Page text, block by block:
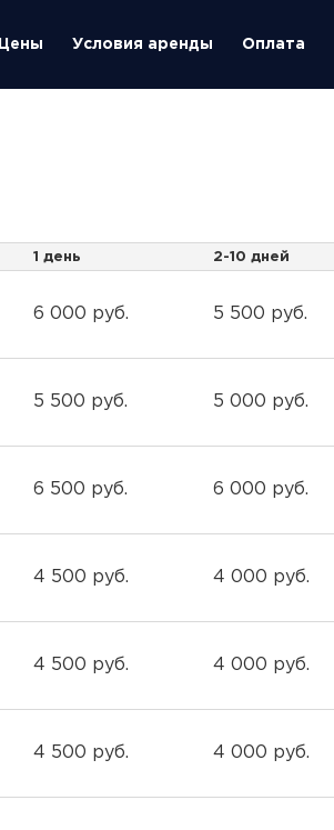
Цены Условия аренды Оплата
1 день 2-10 дней
6 000 руб. 5 500 руб.
5 500 руб. 5 000 руб.
6 500 руб. 6 000 руб.
4 500 руб. 4 000 руб.
4 500 руб. 4 000 руб.
4 500 руб. 4 000 руб.